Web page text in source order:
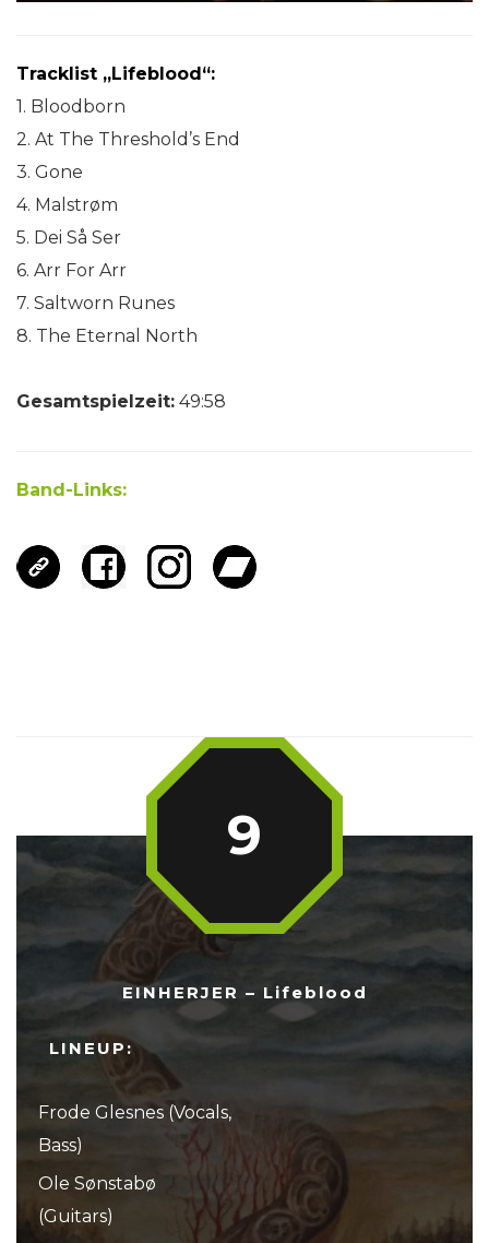
Tracklist „Lifeblood“:
1. Bloodborn
2. At The Threshold’s End
3. Gone
4. Malstrøm
5. Dei Så Ser
6. Arr For Arr
7. Saltworn Runes
8. The Eternal North
Gesamtspielzeit: 49:58
Band-Links:
EINHERJER – Lifeblood
LINEUP:
Frode Glesnes (Vocals,
Bass)
Ole Sønstabø
(Guitars)
9